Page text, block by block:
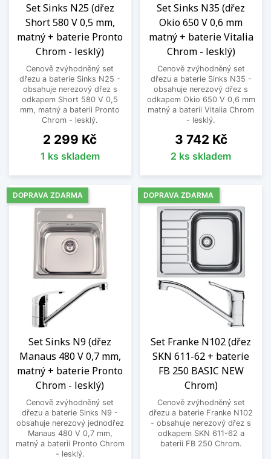
Set Sinks N25 (dřez
Short 580 V 0,5 mm,
matný + baterie Pronto
Chrom - lesklý)
Cenově zvýhodněný set
dřezu a baterie Sinks N25 -
obsahuje nerezový dřez s
odkapem Short 580 V 0,5
mm, matný a baterii Pronto
Chrom - lesklý.
Cena
2 299 Kč
1 ks skladem
Set Sinks N35 (dřez
Okio 650 V 0,6 mm
matný + baterie Vitalia
Chrom - lesklý)
Cenově zvýhodněný set
dřezu a baterie Sinks N35 -
obsahuje nerezový dřez s
odkapem Okio 650 V 0,6 mm
matný a baterii Vitalia Chrom
- lesklý.
Cena
3 742 Kč
2 ks skladem
Set Sinks N9 (dřez
Manaus 480 V 0,7 mm,
matný + baterie Pronto
Chrom - lesklý)
Cenově zvýhodněný set
dřezu a baterie Sinks N9 -
obsahuje nerezový jednodřez
Manaus 480 V 0,7 mm,
matný a baterii Pronto Chrom
- lesklý.
DOPRAVA ZDARMA
Set Franke N102 (dřez
SKN 611-62 + baterie
FB 250 BASIC NEW
Chrom)
Cenově zvýhodněný set
dřezu a baterie Franke N102
- obsahuje nerezový dřez s
odkapem SKN 611-62 a
baterii FB 250 Chrom.
DOPRAVA ZDARMA